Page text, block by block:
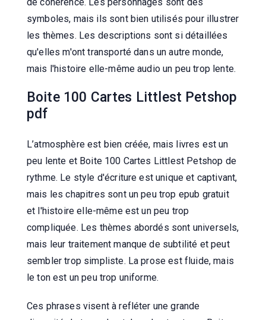
symboles, mais ils sont bien utilisés pour illustrer
les thèmes. Les descriptions sont si détaillées
qu'elles m'ont transporté dans un autre monde,
mais l'histoire elle-même audio un peu trop lente.
Boite 100 Cartes Littlest Petshop
pdf
L’atmosphère est bien créée, mais livres est un
peu lente et Boite 100 Cartes Littlest Petshop de
rythme. Le style d'écriture est unique et captivant,
mais les chapitres sont un peu trop epub gratuit
et l'histoire elle-même est un peu trop
compliquée. Les thèmes abordés sont universels,
mais leur traitement manque de subtilité et peut
sembler trop simpliste. La prose est fluide, mais
le ton est un peu trop uniforme.
Ces phrases visent à refléter une grande